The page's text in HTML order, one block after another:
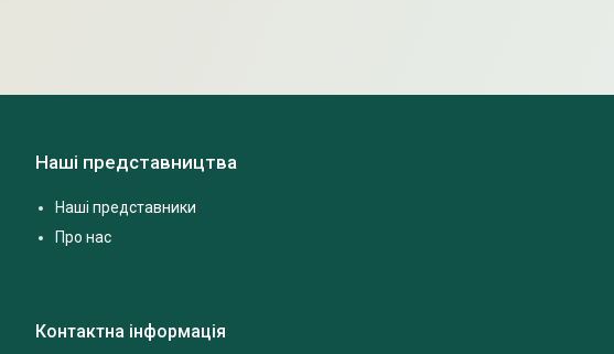
Наші представництва
Наші представники
Про нас